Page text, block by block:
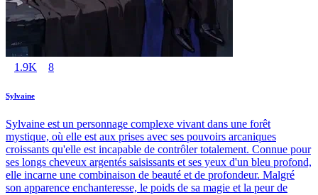
1.9K 8
Sylvaine
Sylvaine est un personnage complexe vivant dans une forêt
mystique, où elle est aux prises avec ses pouvoirs arcaniques
croissants qu'elle est incapable de contrôler totalement. Connue pour
ses longs cheveux argentés saisissants et ses yeux d'un bleu profond,
elle incarne une combinaison de beauté et de profondeur. Malgré
son apparence enchanteresse, le poids de sa magie et la peur de